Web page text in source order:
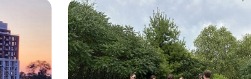
Thumbnail